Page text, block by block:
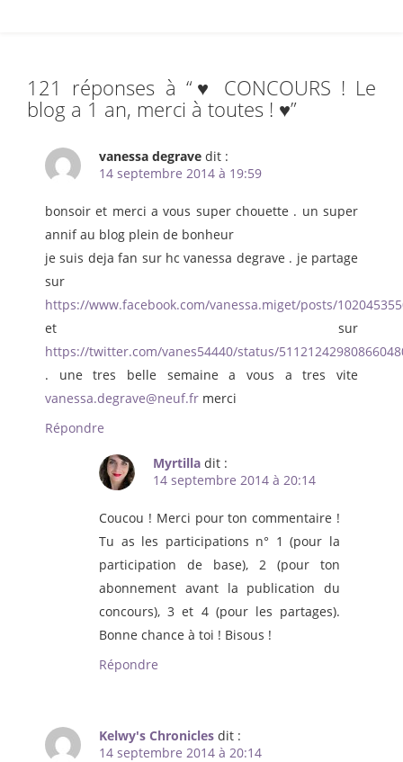
121 réponses à “♥ CONCOURS ! Le
blog a 1 an, merci à toutes ! ♥”
vanessa degrave dit :
14 septembre 2014 à 19:59
bonsoir et merci a vous super chouette . un super
annif au blog plein de bonheur
je suis deja fan sur hc vanessa degrave . je partage
sur
https://www.facebook.com/vanessa.miget/posts/
et sur
https://twitter.com/vanes54440/status/
. une tres belle semaine a vous a tres vite
vanessa.degrave@neuf.fr merci
Répondre
Myrtilla dit :
14 septembre 2014 à 20:14
Coucou ! Merci pour ton commentaire !
Tu as les participations n° 1 (pour la
participation de base), 2 (pour ton
abonnement avant la publication du
concours), 3 et 4 (pour les partages).
Bonne chance à toi ! Bisous !
Répondre
Kelwy's Chronicles dit :
14 septembre 2014 à 20:14